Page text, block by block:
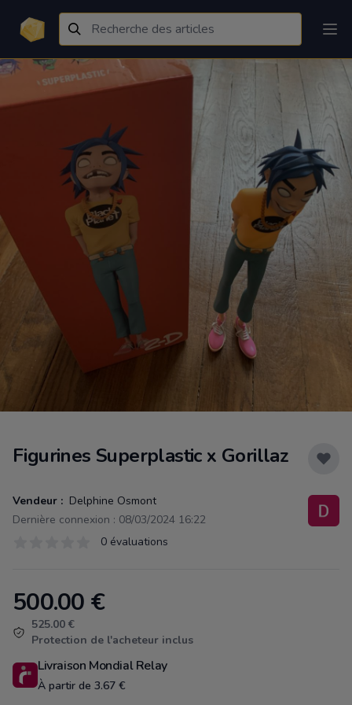
Figurines Superplastic x Gorillaz
Vendeur : Delphine Osmont
Dernière connexion : 08/03/2024 16:22
0 évaluations
Product information
500.00 €
525.00 €
Protection de l'acheteur inclus
Livraison Mondial Relay
À partir de 3.67 €